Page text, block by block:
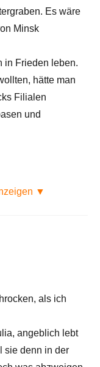
Es wäre
Minsk
in Frieden leben.
hätte man
Filialen
und
▼
als ich
angeblich lebt
sie denn in der